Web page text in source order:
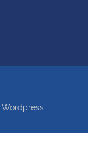
Wordpress